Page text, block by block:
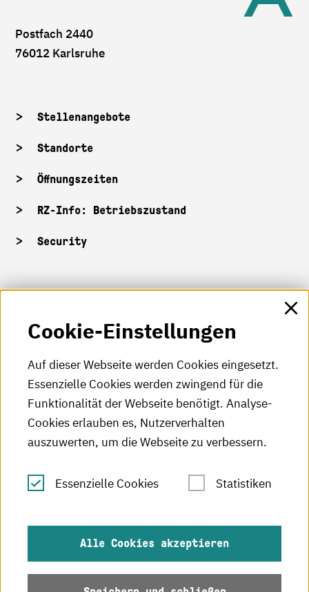
Postfach 2440
76012 Karlsruhe
Stellenangebote
Standorte
Öffnungszeiten
RZ-Info: Betriebszustand
Security
HKA-Shop
HKA-Videos
HKA-Podcast
HKA-Publikationen
RSS-Feed
Leichte Sprache
Datenschutz
Cookie-Einstellungen
Auf dieser Webseite werden Cookies eingesetzt.
Essenzielle Cookies werden zwingend für die
Funktionalität der Webseite benötigt. Analyse-
Cookies erlauben es, Nutzerverhalten
auszuwerten, um die Webseite zu verbessern.
Essenzielle Cookies Statistiken
Alle Cookies akzeptieren